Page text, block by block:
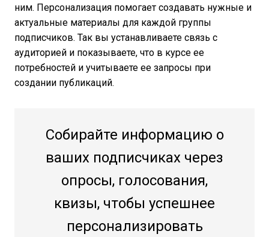
ним. Персонализация помогает создавать нужные и
актуальные материалы для каждой группы
подписчиков. Так вы устанавливаете связь с
аудиторией и показываете, что в курсе ее
потребностей и учитываете ее запросы при
создании публикаций.
Собирайте информацию о
ваших подписчиках через
опросы, голосования,
квизы, чтобы успешнее
персонализировать